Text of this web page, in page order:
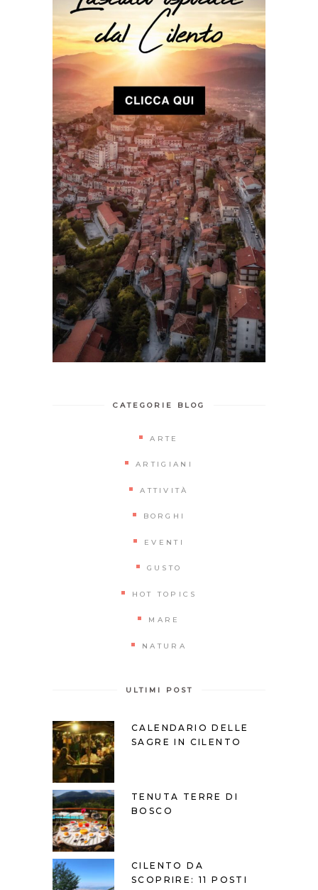
CATEGORIE BLOG
ARTE
ARTIGIANI
ATTIVITÀ
BORGHI
EVENTI
GUSTO
HOT TOPICS
MARE
NATURA
ULTIMI POST
CALENDARIO DELLE
SAGRE IN CILENTO
TENUTA TERRE DI
BOSCO
CILENTO DA
SCOPRIRE: 11 POSTI